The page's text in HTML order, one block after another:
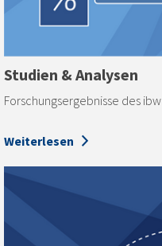
Studien & Analysen
Forschungsergebnisse des ibw
Weiterlesen